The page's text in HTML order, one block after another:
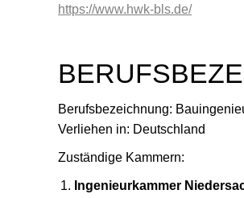
https://www.hwk-bls.de/
Berufsbezeichnung:
Verliehen in: Deutschland
Zuständige Kammern:
Ingenieurkammer